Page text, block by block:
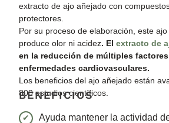
extracto de ajo añejado con
protectores.
Por su proceso de elaboración, este
produce olor ni acidez. Elextracto de
en la reducción de múltiples
enfermedades cardiovasculares.
Los beneficios del ajo añejado están
800 estudios científicos.
BENEFICIOS
Ayuda mantener la actividad